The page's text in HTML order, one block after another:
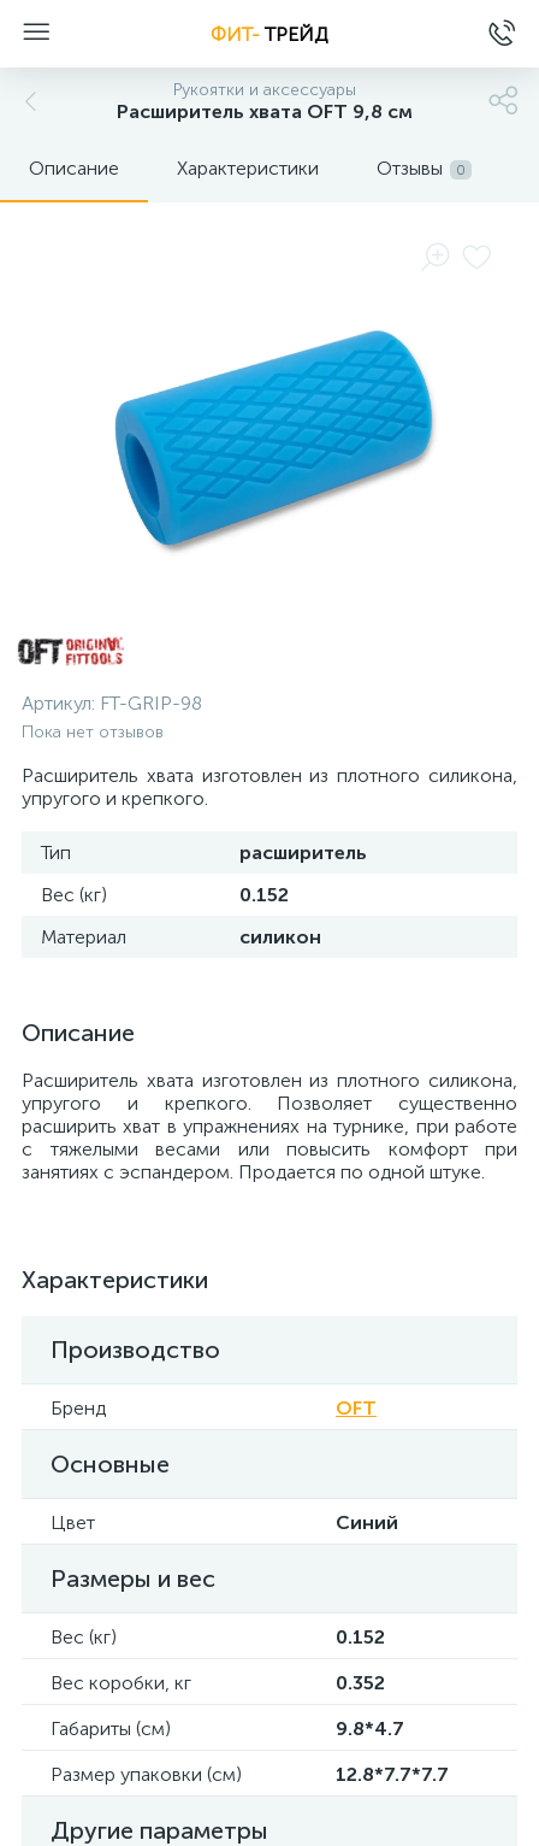
ФИТ-ТРЕЙД
Рукоятки и аксессуары
Расширитель хвата OFT 9,8 см
Описание Характеристики Отзывы 0
Артикул: FT-GRIP-98
Пока нет отзывов
Расширитель хвата изготовлен из плотного силикона,
упругого и крепкого.
Тип
расширитель
Вес (кг)
0.152
Материал
силикон
Описание
Расширитель хвата изготовлен из плотного силикона,
упругого и крепкого. Позволяет существенно
расширить хват в упражнениях на турнике, при работе
с тяжелыми весами или повысить комфорт при
занятиях с эспандером. Продается по одной штуке.
Характеристики
Производство
Бренд OFT
Основные
Цвет Синий
Размеры и вес
Вес (кг)
0.152
Вес коробки, кг
0.352
Габариты (см)
9.8*4.7
Размер упаковки (см)
12.8*7.7*7.7
Другие параметры